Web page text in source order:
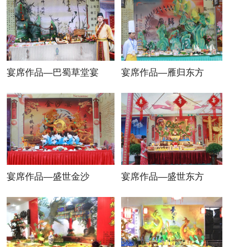
宴席作品—巴蜀草堂宴 宴席作品—雁归东方
宴席作品—盛世金沙 宴席作品—盛世东方